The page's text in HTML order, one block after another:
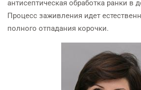
антисептическая обработка ранки в
Процесс заживления идет
полного отпадания корочки.